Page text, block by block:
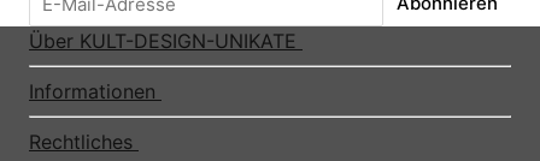
Über KULT-DESIGN-UNIKATE
Informationen
Rechtliches